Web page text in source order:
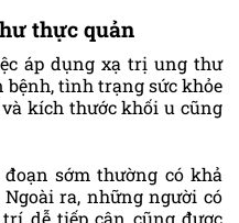
thực quản
áp dụng xạ trị ung thư
bệnh, tình trạng sức khỏe
kích thước khối u cũng
sớm thường có khả
ra, những người có
dễ tiếp cận cũng được